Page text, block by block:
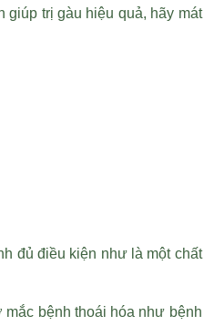
trị gàu hiệu quả, hãy mát
đủ điều kiện như là một chất
mắc bệnh thoái hóa như bệnh